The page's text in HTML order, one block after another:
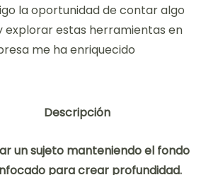
la oportunidad de contar algo
explorar estas herramientas en
me ha enriquecido
Descripción
un sujeto manteniendo el fondo
para crear profundidad.